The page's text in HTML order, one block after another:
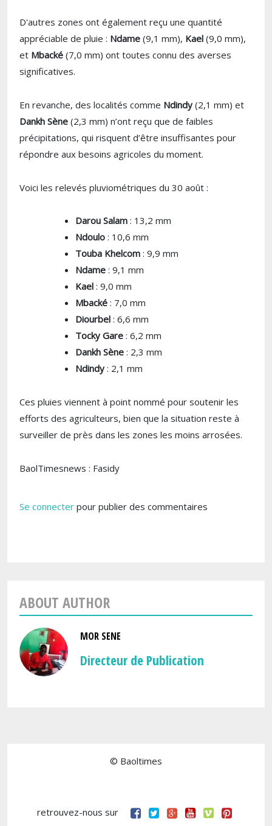
D'autres zones ont également reçu une quantité
appréciable de pluie : Ndame (9,1 mm), Kael (9,0 mm),
et Mbacké (7,0 mm) ont toutes connu des averses
significatives.
En revanche, des localités comme Ndindy (2,1 mm) et
Dankh Sène (2,3 mm) n’ont reçu que de faibles
précipitations, qui risquent d’être insuffisantes pour
répondre aux besoins agricoles du moment.
Voici les relevés pluviométriques du 30 août :
Darou Salam : 13,2 mm
Ndoulo : 10,6 mm
Touba Khelcom : 9,9 mm
Ndame : 9,1 mm
Kael : 9,0 mm
Mbacké : 7,0 mm
Diourbel : 6,6 mm
Tocky Gare : 6,2 mm
Dankh Sène : 2,3 mm
Ndindy : 2,1 mm
Ces pluies viennent à point nommé pour soutenir les
efforts des agriculteurs, bien que la situation reste à
surveiller de près dans les zones les moins arrosées.
BaolTimesnews : Fasidy
Se connecter pour publier des commentaires
ABOUT AUTHOR
MOR SENE
Directeur de Publication
© Baoltimes
retrouvez-nous sur